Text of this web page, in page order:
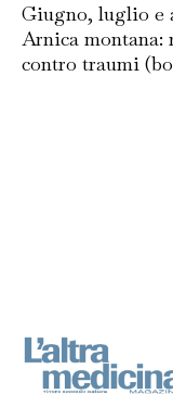
Giugno, luglio e
Arnica montana:
contro traumi